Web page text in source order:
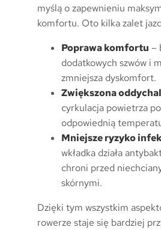
myślą o zapewnieniu
komfortu. Oto kilka zalet
Poprawa komfortu –
dodatkowych szwów i
zmniejsza dyskomfort.
Zwiększona
cyrkulacja powietrza
odpowiednią
Mniejsze ryzyko
wkładka działa
chroni przed
skórnymi.
Dzięki tym wszystkim
rowerze staje się bardziej